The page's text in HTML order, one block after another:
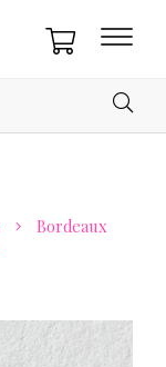
Bordeaux